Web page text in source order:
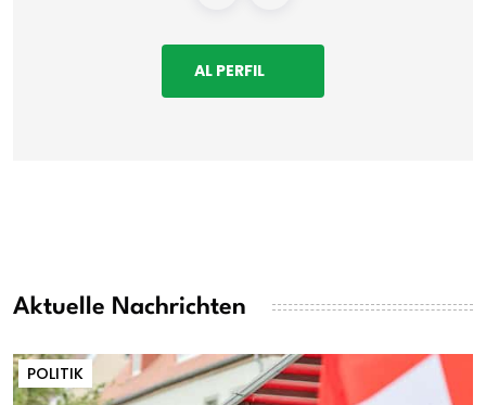
AL PERFIL
Aktuelle Nachrichten
POLITIK